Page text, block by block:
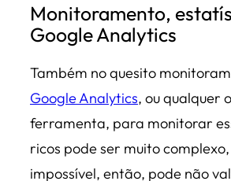
Monitoramento,
Google Analytics
Também no quesito
Google Analytics, ou qualquer
ferramenta, para monitorar
ricos pode ser muito
impossível, então, pode não